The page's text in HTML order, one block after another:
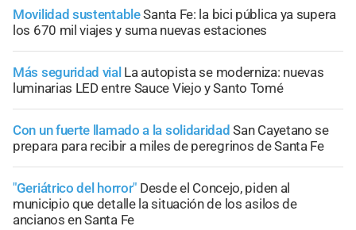
Movilidad sustentableSanta Fe: la bici pública ya supera
los 670 mil viajes y suma nuevas estaciones
Más seguridad vial La autopista se moderniza: nuevas
luminarias LED entre Sauce Viejo y Santo Tomé
Con un fuerte llamado a la solidaridad San Cayetano se
prepara para recibir a miles de peregrinos de Santa Fe
"Geriátrico del horror" Desde el Concejo, piden al
municipio que detalle la situación de los asilos de
ancianos en Santa Fe